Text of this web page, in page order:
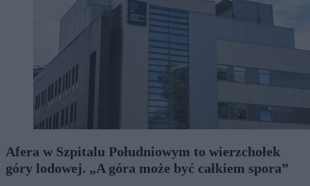
Afera w Szpitalu Południowym to wierzchołek
góry lodowej. „A góra może być całkiem spora”